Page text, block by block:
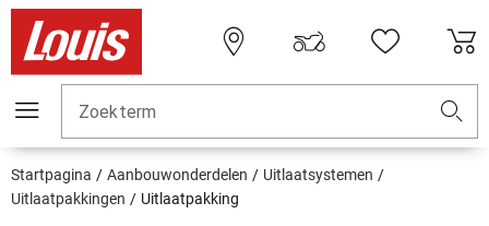
Zoekterm
Startpagina Aanbouwonderdelen
Uitlaatsystemen
Uitlaatpakkingen
Uitlaatpakking